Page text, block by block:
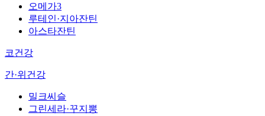
오메가3
루테인·지아잔틴
아스타잔틴
코건강
간·위건강
밀크씨슬
그린세라·꾸지뽕